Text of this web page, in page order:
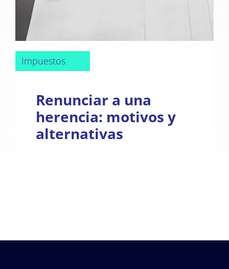
Impuestos
Renunciar a una
herencia: motivos y
alternativas